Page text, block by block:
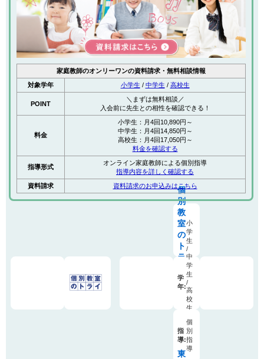
家庭教師のオンリーワンの資料請求・無料相談情報
対象学年
小学生 / 中学生 / 高校生
POINT
＼まずは無料相談／
入会前に先生との相性を確認できる！
料金
小学生：月4回10,890円～
中学生：月4回14,850円～
高校生：月4回17,050円～
料金を確認する
指導形式
オンライン家庭教師による個別指導
指導内容を詳しく確認する
資料請求
資料請求のお申込みはこちら
個
別
教
室
の
ト
ラ
学
年:
小
学
生
/
中
学
生
/
高
校
生
既
卒
生
指
導:
個
別
指
導
東